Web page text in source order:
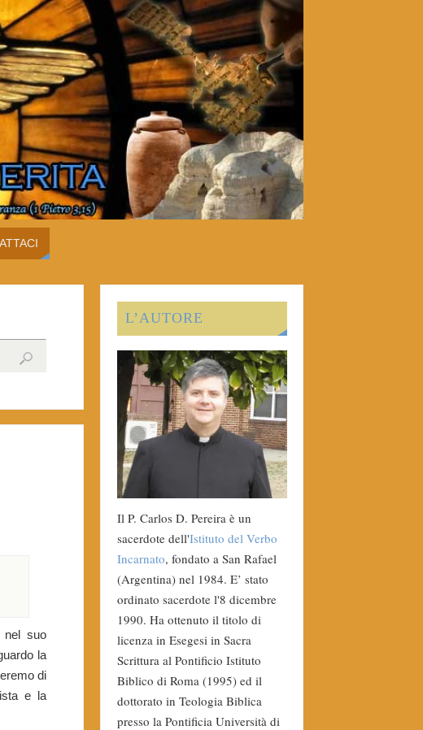
nel suo
la
di
e la
L’AUTORE
Il P. Carlos D. Pereira è un
sacerdote dell'Istituto del Verbo
Incarnato, fondato a San Rafael
(Argentina) nel 1984. E’ stato
ordinato sacerdote l'8 dicembre
1990. Ha ottenuto il titolo di
licenza in Esegesi in Sacra
Scrittura al Pontificio Istituto
Biblico di Roma (1995) ed il
dottorato in Teologia Biblica
presso la Pontificia Università di